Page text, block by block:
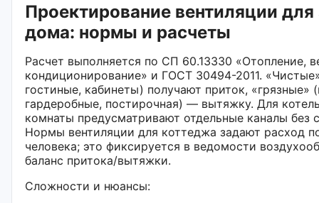
Проектирование вентиляции для
дома: нормы и расчеты
Расчет выполняется по СП 60.13330 «Отопление,
кондиционирование» и ГОСТ 30494-2011.
гостиные, кабинеты) получают приток, «грязные»
гардеробные, постирочная) — вытяжку. Для
комнаты предусматривают отдельные каналы без
Нормы вентиляции для коттеджа задают расход
человека; это фиксируется в ведомости
баланс притока/вытяжки.
Сложности и нюансы: